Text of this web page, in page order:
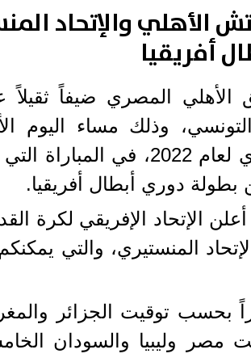
الأهلي والإتحاد
أفريقيا
الأهلي المصري ضيفاً
أكتوبر الجاري لعام 2022،
الإتحاد الإفريقي لكرة
المنستيري، والتي
بحسب توقيت الجزائر
مصر وليبيا والسودان